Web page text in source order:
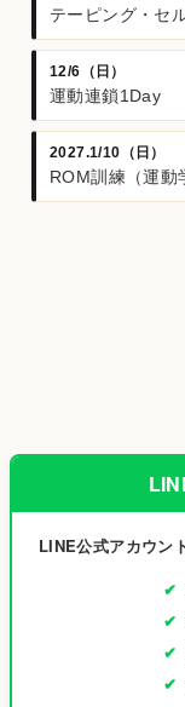
テーピング・セ
12/6（日）
運動連鎖1Day
2027.1/10（日）
ROM訓練（運動
LINE公式アカウン